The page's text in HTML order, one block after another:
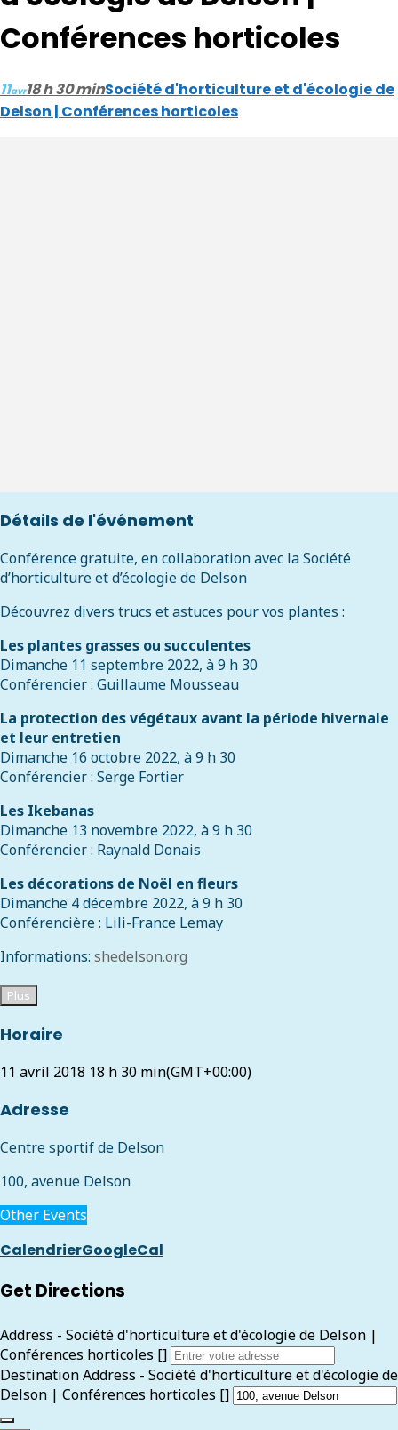
Conférences horticoles
11avr18 h 30 minSociété d'horticulture et d'écologie de
Delson | Conférences horticoles
Détails de l'événement
Conférence gratuite, en collaboration avec la Société
d’horticulture et d’écologie de Delson
Découvrez divers trucs et astuces pour vos plantes :
Les plantes grasses ou succulentes
Dimanche 11 septembre 2022, à 9 h 30
Conférencier : Guillaume Mousseau
La protection des végétaux avant la période hivernale
et leur entretien
Dimanche 16 octobre 2022, à 9 h 30
Conférencier : Serge Fortier
Les Ikebanas
Dimanche 13 novembre 2022, à 9 h 30
Conférencier : Raynald Donais
Les décorations de Noël en fleurs
Dimanche 4 décembre 2022, à 9 h 30
Conférencière : Lili-France Lemay
Informations: shedelson.org
Plus
Horaire
11 avril 2018 18 h 30 min(GMT+00:00)
Adresse
Centre sportif de Delson
100, avenue Delson
Other Events
CalendrierGoogleCal
Get Directions
Address - Société d'horticulture et d'écologie de Delson |
Conférences horticoles []
Destination Address - Société d'horticulture et d'écologie de
Delson | Conférences horticoles []